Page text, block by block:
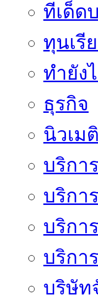
ทีเด็ด
ทุนเรี
ทํายัง
ธุรกิจ
นิวเม
บริการ
บริกา
บริกา
บริกา
บริษัท